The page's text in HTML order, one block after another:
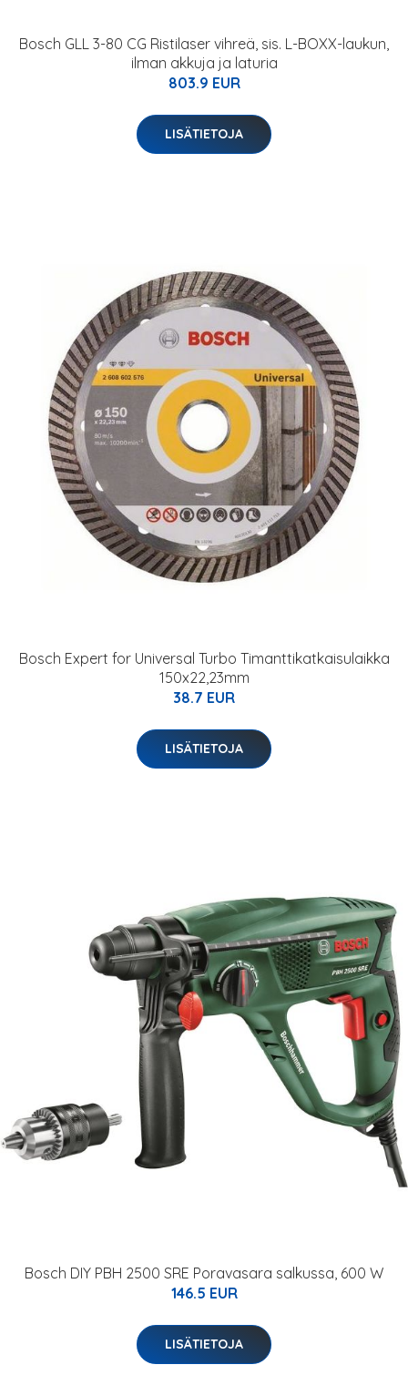
Bosch GLL 3-80 CG Ristilaser vihreä, sis. L-BOXX-laukun,
ilman akkuja ja laturia
803.9 EUR
LISÄTIETOJA
Bosch Expert for Universal Turbo Timanttikatkaisulaikka
150x22,23mm
38.7 EUR
LISÄTIETOJA
Bosch DIY PBH 2500 SRE Poravasara salkussa, 600 W
146.5 EUR
LISÄTIETOJA